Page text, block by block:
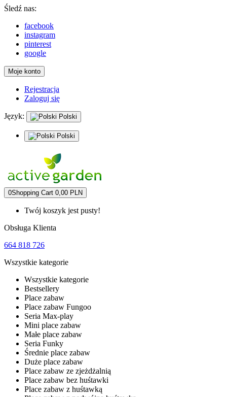
Śledź nas:
facebook
instagram
pinterest
google
Moje konto
Rejestracja
Zaloguj się
Język: Polski
Polski
0Shopping Cart 0,00 PLN
Twój koszyk jest pusty!
Obsługa Klienta
664 818 726
Wszystkie kategorie
Wszystkie kategorie
Bestsellery
Place zabaw
Place zabaw Fungoo
Seria Max-play
Mini place zabaw
Małe place zabaw
Seria Funky
Średnie place zabaw
Duże place zabaw
Place zabaw ze zjeżdżalnią
Place zabaw bez huśtawki
Place zabaw z huśtawką